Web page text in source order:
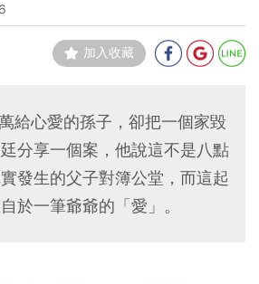
加入收藏
給心愛的孫子，卻把一個家毀
分享一個案，他說這不是八點
發生的父子對簿公堂，而這起
於一筆爺爺的「愛」。